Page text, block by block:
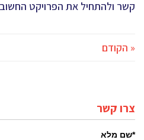
קשר ולהתחיל את הפרויקט
« הקודם
צרו קשר
*שם מלא